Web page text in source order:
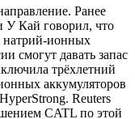
Ранее
У Кай говорил, что
натрий-ионных
смогут давать запас
трёхлетний
аккумуляторов
Reuters
CATL по этой